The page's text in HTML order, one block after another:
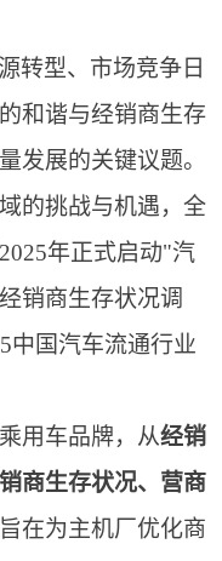
转型、市场竞争日
和谐与经销商生存
发展的关键议题。
的挑战与机遇， 全
2025年正式启动"汽
销商生存状况调
中国汽车流通行业
用车品牌，从经销
商生存状况、营商
在为主机厂优化商